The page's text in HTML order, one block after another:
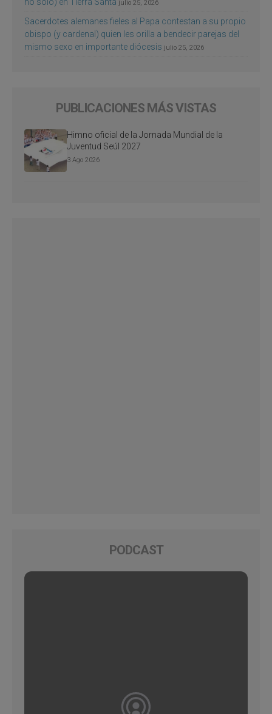
julio 25, 2026
Sacerdotes alemanes fieles al Papa contestan a su propio
obispo (y cardenal) quien les orilla a bendecir parejas del
mismo sexo en importante diócesis julio 25, 2026
PUBLICACIONES MÁS VISTAS
Himno oficial de la Jornada Mundial de la
Juventud Seúl 2027
3 Ago 2026
PODCAST